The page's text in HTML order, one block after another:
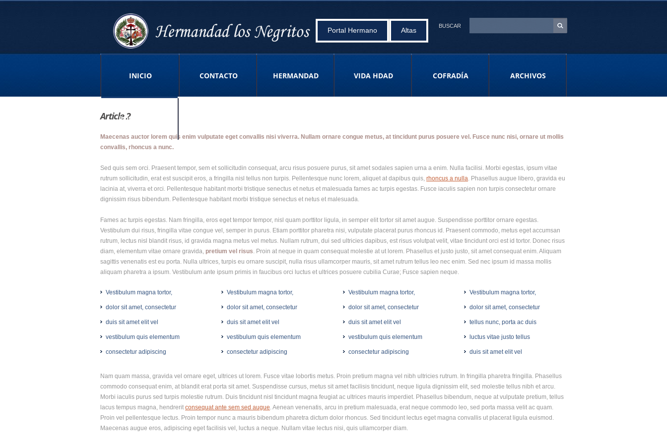
Portal Hermano Altas
BUSCAR
INICIO CONTACTO HERMANDAD VIDA HDAD COFRADÍA ARCHIVOS
POLITICA DE
Article 2
Maecenas auctor lorem quis enim vulputate eget convallis nisi viverra. Nullam ornare congue metus, at tincidunt purus posuere vel. Fusce nunc nisi, ornare ut mollis
convallis, rhoncus a nunc.
Sed quis sem orci. Praesent tempor, sem et sollicitudin consequat, arcu risus posuere purus, sit amet sodales sapien urna a enim. Nulla facilisi. Morbi egestas, ipsum vitae
rutrum sollicitudin, erat est suscipit eros, a fringilla nisl tellus non turpis. Pellentesque nunc lorem, aliquet at dapibus quis, rhoncus a nulla. Phasellus augue libero, gravida eu
lacinia at, viverra et orci. Pellentesque habitant morbi tristique senectus et netus et malesuada fames ac turpis egestas. Fusce iaculis sapien non turpis consectetur ornare
dignissim risus bibendum. Pellentesque habitant morbi tristique senectus et netus et malesuada.
Fames ac turpis egestas. Nam fringilla, eros eget tempor tempor, nisl quam porttitor ligula, in semper elit tortor sit amet augue. Suspendisse porttitor ornare egestas.
Vestibulum dui risus, fringilla vitae congue vel, semper in purus. Etiam porttitor pharetra nisi, vulputate placerat purus rhoncus id. Praesent commodo, metus eget accumsan
rutrum, lectus nisl blandit risus, id gravida magna metus vel metus. Nullam rutrum, dui sed ultricies dapibus, est risus volutpat velit, vitae tincidunt orci est id tortor. Donec risus
diam, elementum vitae ornare gravida, pretium vel risus. Proin at neque in quam consequat molestie at ut lorem. Phasellus et justo justo, sit amet consequat enim. Aliquam
sagittis venenatis est eu porta. Nulla ultrices, turpis eu ornare suscipit, nulla risus ullamcorper mauris, sit amet rutrum tellus leo nec enim. Sed nec ipsum id massa mollis
aliquam pharetra a ipsum. Vestibulum ante ipsum primis in faucibus orci luctus et ultrices posuere cubilia Curae; Fusce sapien neque.
Vestibulum magna tortor,
dolor sit amet, consectetur
duis sit amet elit vel
vestibulum quis elementum
consectetur adipiscing
Vestibulum magna tortor,
dolor sit amet, consectetur
duis sit amet elit vel
vestibulum quis elementum
consectetur adipiscing
Vestibulum magna tortor,
dolor sit amet, consectetur
duis sit amet elit vel
vestibulum quis elementum
consectetur adipiscing
Vestibulum magna tortor,
dolor sit amet, consectetur
tellus nunc, porta ac duis
luctus vitae justo tellus
duis sit amet elit vel
Nam quam massa, gravida vel ornare eget, ultrices ut lorem. Fusce vitae lobortis metus. Proin pretium magna vel nibh ultricies rutrum. In fringilla pharetra fringilla. Phasellus
commodo consequat enim, at blandit erat porta sit amet. Suspendisse cursus, metus sit amet facilisis tincidunt, neque ligula dignissim elit, sed molestie tellus nibh et arcu.
Morbi iaculis purus sed turpis molestie rutrum. Duis tincidunt nisl tincidunt magna feugiat ac ultrices mauris imperdiet. Phasellus bibendum, neque at vulputate pretium, tellus
lacus tempus magna, hendrerit consequat ante sem sed augue. Aenean venenatis, arcu in pretium malesuada, erat neque commodo leo, sed porta massa velit ac quam.
Proin vel pellentesque lectus. Proin tempor nunc a mauris bibendum pharetra dictum dolor rhoncus. Sed tincidunt lectus eget magna convallis ut placerat ligula euismod.
Maecenas augue eros, adipiscing eget facilisis vel, luctus a neque. Nullam vitae lectus nisi, quis ullamcorper diam.